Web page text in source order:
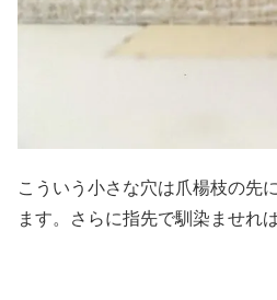
こういう小さな穴は爪楊枝の先
ます。さらに指先で馴染ませれ